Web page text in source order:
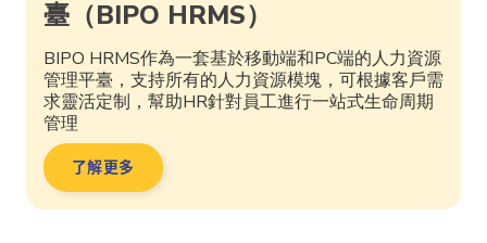
臺（BIPO HRMS）
BIPO HRMS作為一套基於移動端和PC端的人力資源
管理平臺，支持所有的人力資源模塊，可根據客戶需
求靈活定制，幫助HR針對員工進行一站式生命周期
管理
了解更多